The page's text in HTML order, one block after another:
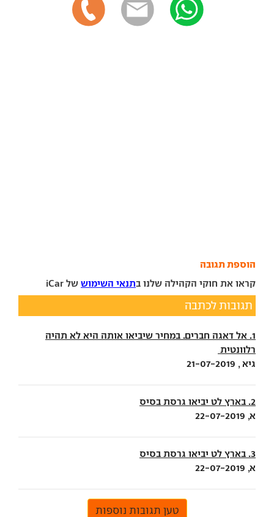
הוספת תגובה
קראו את חוקי הקהילה שלנו בתנאי השימוש של iCar
תגובות לכתבה
1. אל דאגה חברים. במחיר שיביאו אותה היא לא תהיה
רלוונטית
גיא , 21-07-2019
2. בארץ לט יביאו גרסת בסיס
א, 22-07-2019
3. בארץ לט יביאו גרסת בסיס
א, 22-07-2019
טען תגובות נוספות